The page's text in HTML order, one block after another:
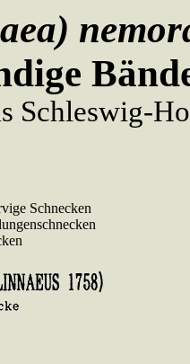
Schleswig-
Schnecken